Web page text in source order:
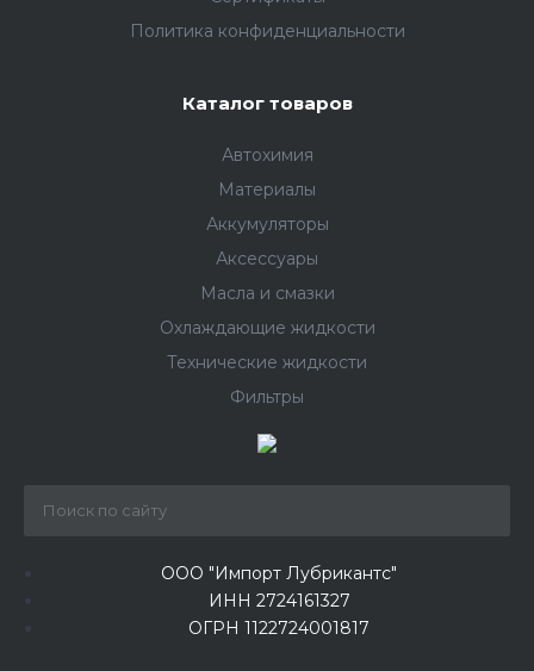
Политика конфиденциальности
Каталог товаров
Автохимия
Материалы
Аккумуляторы
Аксессуары
Масла и смазки
Охлаждающие жидкости
Технические жидкости
Фильтры
ООО "Импорт Лубрикантс"
ИНН 2724161327
ОГРН 1122724001817